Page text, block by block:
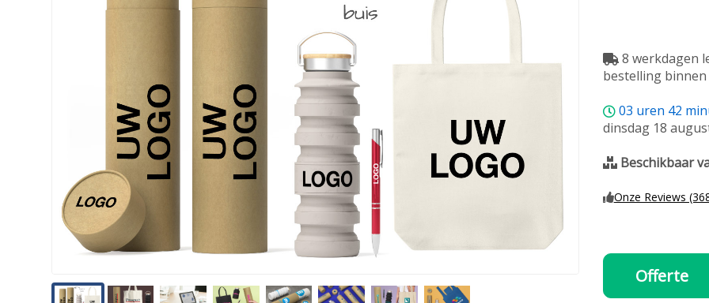
8 werkdagen
bestelling binnen
03 uren 42
dinsdag 18
Beschikbaar
Onze Reviews
Offerte